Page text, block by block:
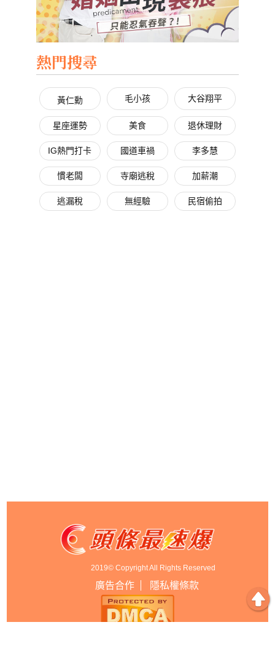
熱門搜尋
黃仁勳 毛小孩 大谷翔平
星座運勢 美食 退休理財
IG熱門打卡 國道車禍 李多慧
慣老闆 寺廟逃稅 加薪潮
逃漏稅 無經驗 民宿偷拍
2019© Copyright All Rights Reserved
廣告合作 隱私權條款